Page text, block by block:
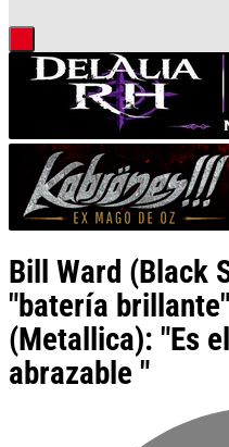
Bill Ward (Black
"batería
(Metallica): "Es
abrazable "